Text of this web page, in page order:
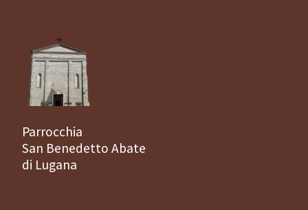
Parrocchia
San Benedetto Abate
di Lugana